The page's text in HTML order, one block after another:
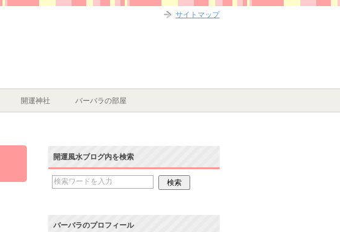
開運神社 バーバラの部屋
開運風水ブログ内を検索
バーバラのプロフィール
サイトマップ